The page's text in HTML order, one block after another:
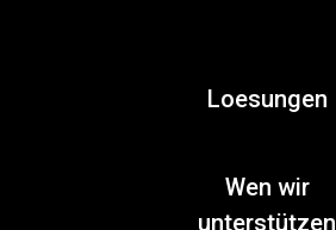
Loesungen
Wen wir
unterstützen